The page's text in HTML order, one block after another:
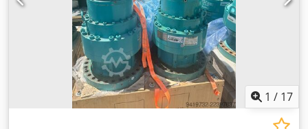
1 / 17